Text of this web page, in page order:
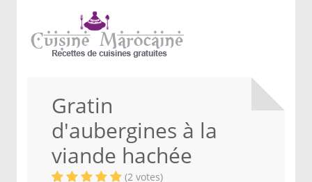
Gratin
d'aubergines à la
viande hachée
(2 votes)